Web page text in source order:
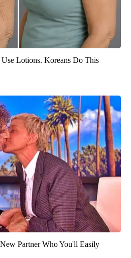
Lotions. Koreans Do This
Partner Who You'll Easily